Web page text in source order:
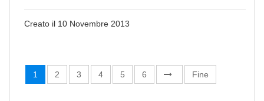
Creato il 10 Novembre 2013
1 2 3 4 5 6 Fine